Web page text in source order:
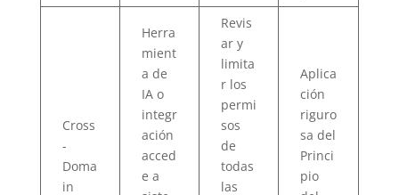
Cross
-
Doma
in
Herra
mient
a de
IA o
integr
ación
acced
e a
Revis
ar y
limita
r los
permi
sos
de
todas
las
Aplica
ción
riguro
sa del
Princi
pio